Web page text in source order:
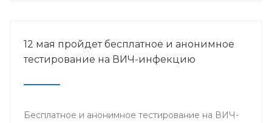
12 мая пройдет бесплатное и анонимное
тестирование на ВИЧ-инфекцию
Бесплатное и анонимное тестирование на ВИЧ-